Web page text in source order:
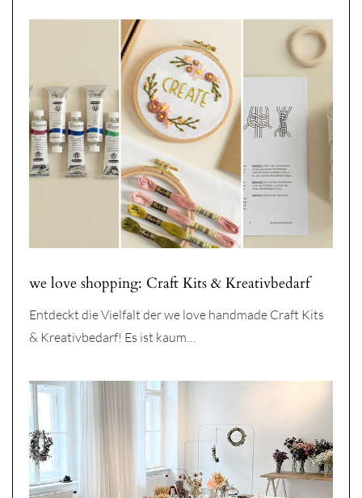
we love shopping: Craft Kits & Kreativbedarf
Entdeckt die Vielfalt der we love handmade Craft Kits
& Kreativbedarf! Es ist kaum…